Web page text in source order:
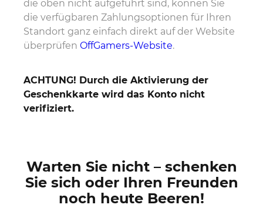
die oben nicht aufgeführt sind, können Sie
die verfügbaren Zahlungsoptionen für Ihren
Standort ganz einfach direkt auf der Website
überprüfen OffGamers-Website.
ACHTUNG! Durch die Aktivierung der
Geschenkkarte wird das Konto nicht
verifiziert.
Warten Sie nicht – schenken
Sie sich oder Ihren Freunden
noch heute Beeren!